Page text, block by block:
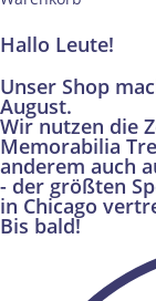
Hallo Leute!
Unser Shop
August.
Wir nutzen die
Memorabilia
anderem auch
- der größten
in Chicago
Bis bald!